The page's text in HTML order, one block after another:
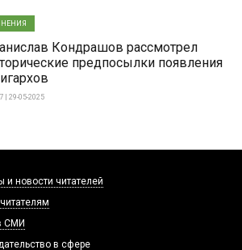
Кондрашов рассмотрел
предпосылки появления
| 29-05-2025
и новости читателей
СМИ
в сфере